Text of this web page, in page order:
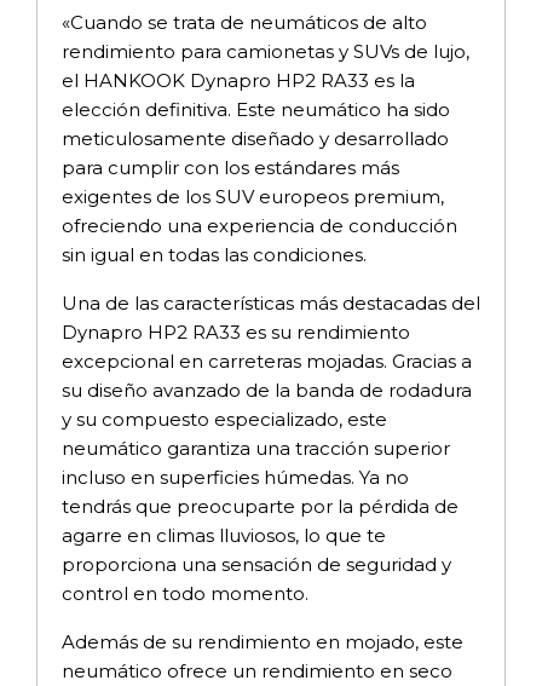
«Cuando se trata de neumáticos de alto
rendimiento para camionetas y SUVs de lujo,
el HANKOOK Dynapro HP2 RA33 es la
elección definitiva. Este neumático ha sido
meticulosamente diseñado y desarrollado
para cumplir con los estándares más
exigentes de los SUV europeos premium,
ofreciendo una experiencia de conducción
sin igual en todas las condiciones.
Una de las características más destacadas del
Dynapro HP2 RA33 es su rendimiento
excepcional en carreteras mojadas. Gracias a
su diseño avanzado de la banda de rodadura
y su compuesto especializado, este
neumático garantiza una tracción superior
incluso en superficies húmedas. Ya no
tendrás que preocuparte por la pérdida de
agarre en climas lluviosos, lo que te
proporciona una sensación de seguridad y
control en todo momento.
Además de su rendimiento en mojado, este
neumático ofrece un rendimiento en seco